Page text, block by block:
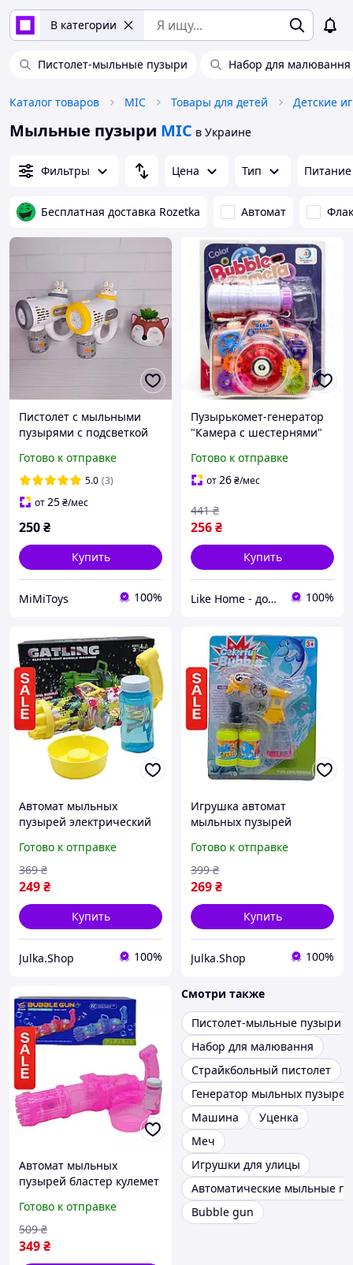
В категории
Пистолет-мыльные пузыри Набор для малювання
Каталог товаров MIC Товары для детей Детские
Мыльные пузыри MIC в Украине
Фильтры Цена Тип Питание
Бесплатная доставка Rozetka Автомат
Пистолет с мыльными
пузырями с подсветкой
Готово к отправке
5.0 (3)
от25₴/мес
250₴
Купить
MiMiToys 100%
Пузырькомет-генератор
"Камера с шестернями"
(264456)
Готово к отправке
от26₴/мес
256₴
441 ₴
Купить
Like Home - домашний уют для всей семьи. Будьте как дома 🤗 100%
Автомат мыльных
пузырей электрический
для улицы Gatling MIC
набор с раствором
Готово к отправке
249₴
369 ₴
Купить
Julka.Shop 100%
Игрушка автомат
мыльных пузырей
на батарейках для детей
с мыльным раствором
Готово к отправке
269₴
399 ₴
Купить
Julka.Shop 100%
Автомат мыльных
пузырей бластер кулемет
музыкальный с
подсветкой MIC
Готово к отправке
349₴
509 ₴
Смотри также
Пистолет-мыльные пузыри
Набор для малювання
Страйкбольный пистолет
Генератор мыльных пузырей
Машина
Уценка
Меч
Игрушки для улицы
Автоматические мыльные
Bubble gun